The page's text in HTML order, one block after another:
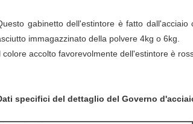
gabinetto dell'estintore è fatto
immagazzinato della polvere 4kg o 6kg.
colore accolto favorevolmente dell'estintore è
specifici del dettaglio del Governo